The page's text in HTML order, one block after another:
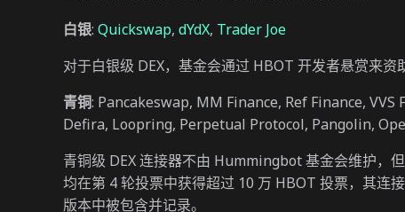
白银: Quickswap, dYdX, Trader Joe
对于白银级 DEX，基金会通过 HBOT 开发者悬赏来资
青铜: Pancakeswap, MM Finance, Ref Finance,
Defira, Loopring, Perpetual Protocol, Pangolin,
青铜级 DEX 连接器不由 Hummingbot 基金会维护，
均在第 4 轮投票中获得超过 10 万 HBOT 投票，其连
版本中被包含并记录。